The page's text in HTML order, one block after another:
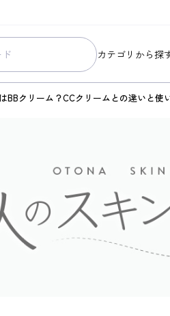
カテゴリから探
メイク
美容・健康グ
暮らしの雑貨
すべての商品
BBクリーム？CCクリームとの違いと使